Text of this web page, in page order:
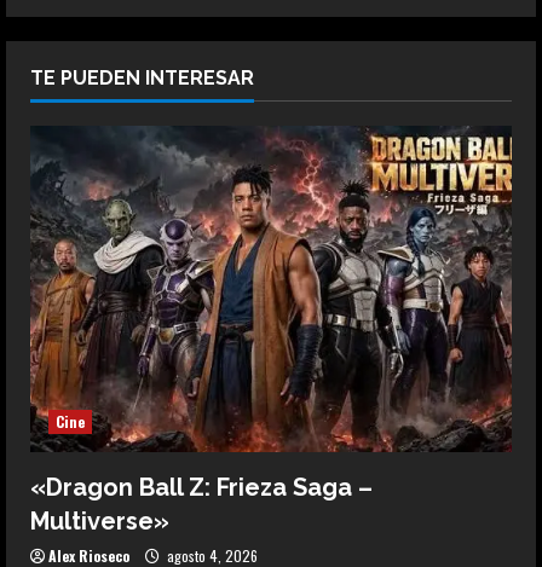
TE PUEDEN INTERESAR
Cine
«Dragon Ball Z: Frieza Saga –
Multiverse»
Alex Rioseco agosto 4, 2026